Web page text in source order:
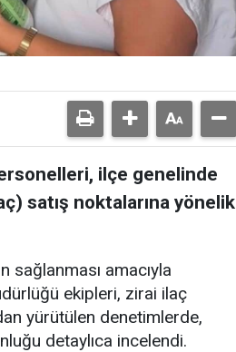
ilçe genelinde
satış noktalarına yönelik
sağlanması amacıyla
ekipleri, zirai ilaç
yürütülen denetimlerde,
detaylıca incelendi.